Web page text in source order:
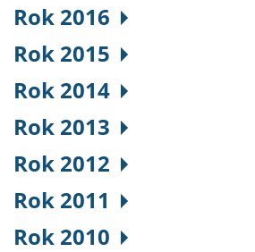
Rok 2016
Rok 2015
Rok 2014
Rok 2013
Rok 2012
Rok 2011
Rok 2010